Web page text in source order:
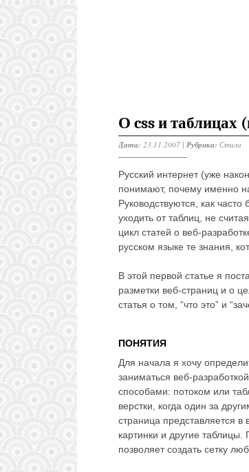
О css и таблицах
Дата: 23.11.2007 | Рубрика: Стили
Русский интернет (уже
понимают, почему именно
Руководствуются, как
уходить от таблиц, не
цикл статей о веб-
русском языке те знания,
В этой первой статье я
разметки веб-страниц и о
статья о том, “что это” и
ПОНЯТИЯ
Для начала я хочу
заниматься веб-
способами: потоком или
верстки, когда один за
страница представляется в
картинки и другие
позволяет создать сетку